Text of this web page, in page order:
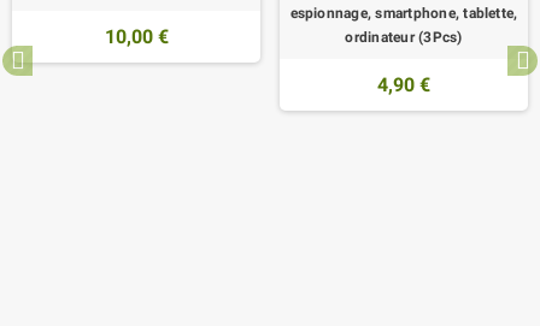
10,00 €
espionnage, smartphone, tablette,
ordinateur (3Pcs)
4,90 €